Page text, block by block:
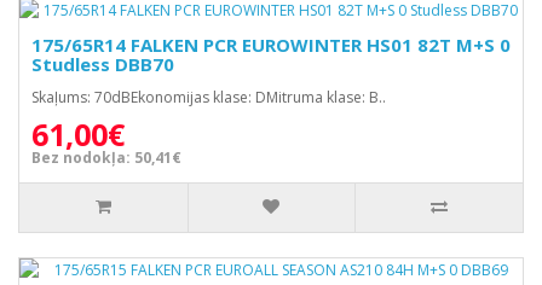
175/65R14 FALKEN PCR EUROWINTER HS01 82T M+S 0
Studless DBB70
Skaļums: 70dBEkonomijas klase: DMitruma klase: B..
61,00€
Bez nodokļa: 50,41€